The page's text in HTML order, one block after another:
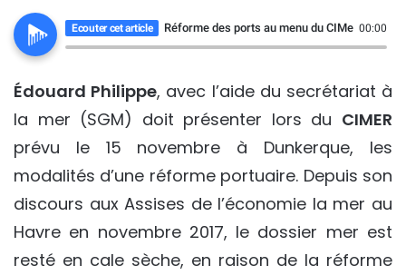
Ecouter cet article Réforme des ports au menu du CIMer00:00
Édouard Philippe, avec l’aide du secrétariat à
la mer (SGM) doit présenter lors du CIMER
prévu le 15 novembre à Dunkerque, les
modalités d’une réforme portuaire. Depuis son
discours aux Assises de l’économie la mer au
Havre en novembre 2017, le dossier mer est
resté en cale sèche, en raison de la réforme